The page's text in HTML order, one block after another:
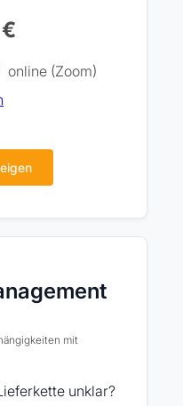
online (Zoom)
mit
unklar?